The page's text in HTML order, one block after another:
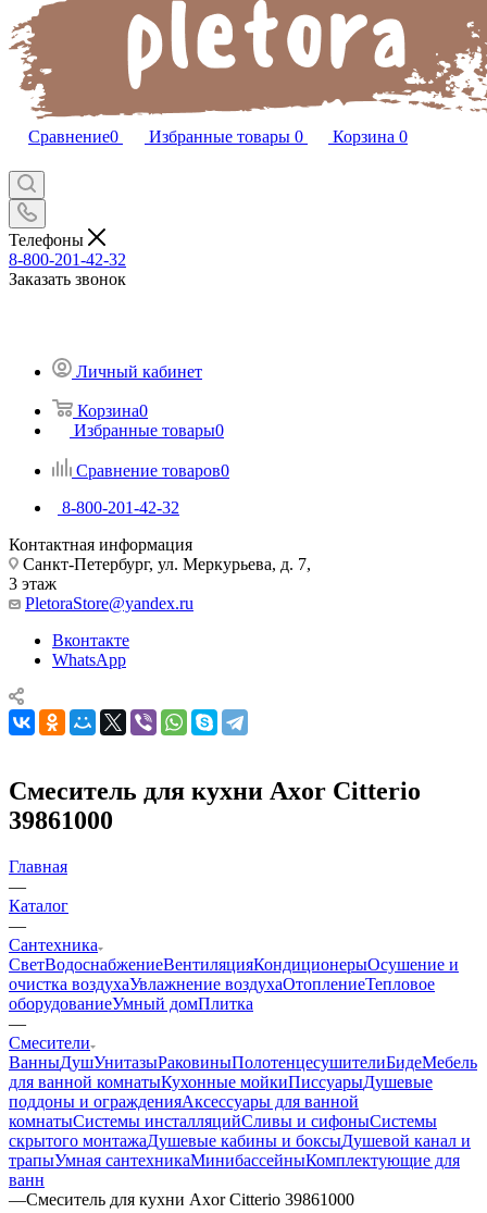
Сравнение0 Избранные товары 0 Корзина 0
Телефоны
8-800-201-42-32
Заказать звонок
Личный кабинет
Корзина0
Избранные товары0
Сравнение товаров0
8-800-201-42-32
Контактная информация
Санкт-Петербург, ул. Меркурьева, д. 7,
3 этаж
PletoraStore@yandex.ru
Вконтакте
WhatsApp
Смеситель для кухни Axor Citterio
39861000
Главная
—
Каталог
—
Сантехника
СветВодоснабжениеВентиляцияКондиционерыОсушение и
очистка воздухаУвлажнение воздухаОтоплениеТепловое
оборудованиеУмный домПлитка
—
Смесители
ВанныДушУнитазыРаковиныПолотенцесушителиБидеМебель
для ванной комнатыКухонные мойкиПиссуарыДушевые
поддоны и огражденияАксессуары для ванной
комнатыСистемы инсталляцийСливы и сифоныСистемы
скрытого монтажаДушевые кабины и боксыДушевой канал и
трапыУмная сантехникаМинибассейныКомплектующие для
ванн
—Смеситель для кухни Axor Citterio 39861000